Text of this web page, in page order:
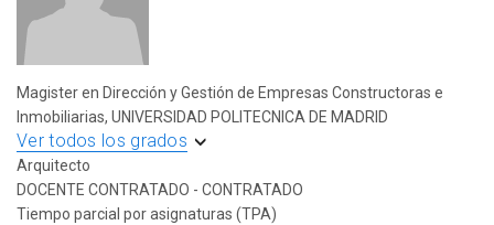
Magister en Dirección y Gestión de Empresas Constructoras e
Inmobiliarias, UNIVERSIDAD POLITECNICA DE MADRID
Ver todos los grados
Arquitecto
DOCENTE CONTRATADO - CONTRATADO
Tiempo parcial por asignaturas (TPA)